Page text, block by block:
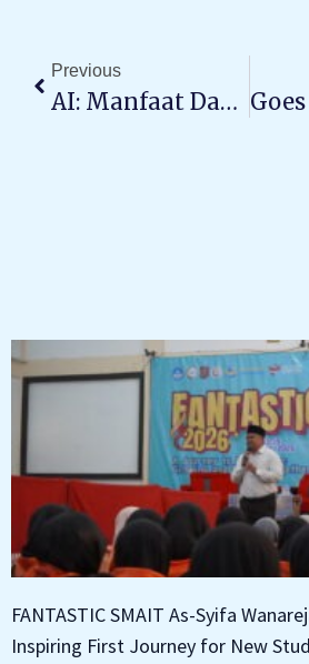
Previous
AI: Manfaat Dan Tantangan Dalam Pendidikan
FANTASTIC SMAIT As-Syifa
Inspiring First Journey for New